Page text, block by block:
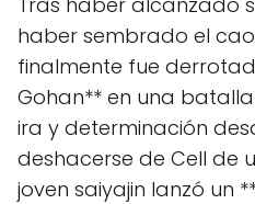
haber sembrado el
finalmente fue
Gohan** en una
ira y determinación
deshacerse de Cell de
joven saiyajin lanzó un